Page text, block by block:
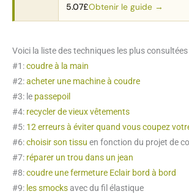
5.07£Obtenir le guide →
Voici la liste des techniques les plus
#1:coudre à la main
#2:acheter une machine à coudre
#3: le passepoil
#4: recycler de vieux vêtements
#5: 12 erreurs à éviter quand vous coupez
#6:choisir son tissu en fonction du projet de
#7: réparer un trou dans un jean
#8:coudre une fermeture Eclair bord à bord
#9: les smocksavec du fil élastique